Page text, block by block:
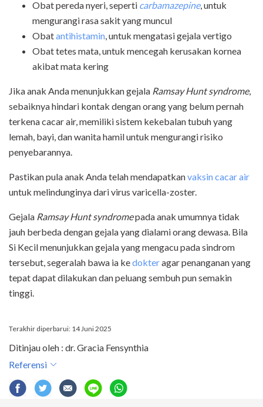
Obat pereda nyeri, seperti carbamazepine, untuk
mengurangi rasa sakit yang muncul
Obatantihistamin, untuk mengatasi gejala vertigo
Obat tetes mata, untuk mencegah kerusakan kornea
akibat mata kering
Jika anak Anda menunjukkan gejala Ramsay Hunt syndrome,
sebaiknya hindari kontak dengan orang yang belum pernah
terkena cacar air, memiliki sistem kekebalan tubuh yang
lemah, bayi, dan wanita hamil untuk mengurangi risiko
penyebarannya.
Pastikan pula anak Anda telah mendapatkanvaksin cacar air
untuk melindunginya dari virus varicella-zoster.
Gejala Ramsay Hunt syndromepada anak umumnya tidak
jauh berbeda dengan gejala yang dialami orang dewasa. Bila
Si Kecil menunjukkan gejala yang mengacu pada sindrom
tersebut, segeralah bawa ia kedokteragar penanganan yang
tepat dapat dilakukan dan peluang sembuh pun semakin
tinggi.
Terakhir diperbarui: 14 Juni 2025